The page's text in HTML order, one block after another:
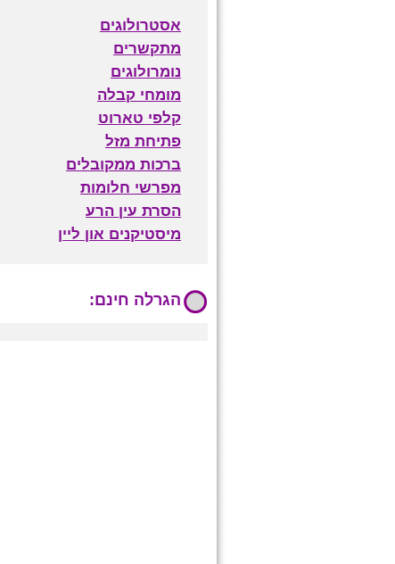
אסטרולוגים
מתקשרים
נומרולוגים
מומחי קבלה
קלפי טארוט
פתיחת מזל
ברכות ממקובלים
מפרשי חלומות
הסרת עין הרע
מיסטיקנים און ליין
הגרלה חינם: